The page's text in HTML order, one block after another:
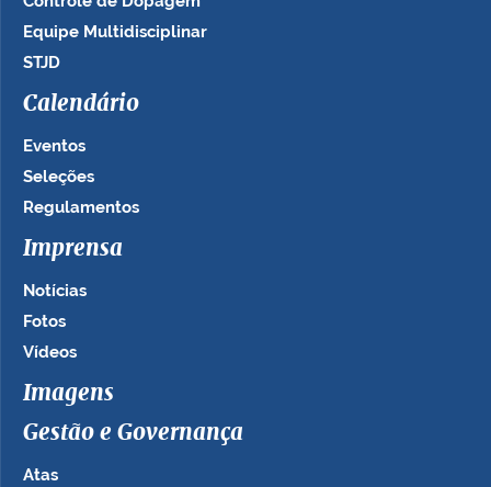
Equipe Multidisciplinar
STJD
Calendário
Eventos
Seleções
Regulamentos
Imprensa
Notícias
Fotos
Vídeos
Imagens
Gestão e Governança
Atas